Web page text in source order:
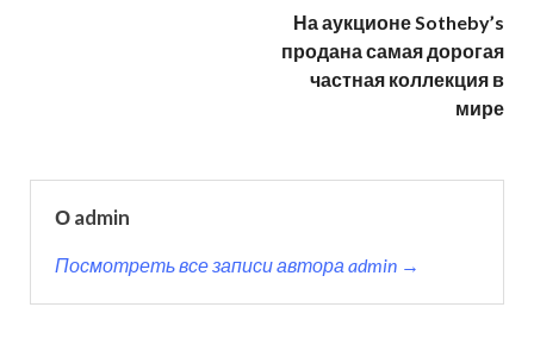
На аукционе Sotheby’s
продана самая дорогая
частная коллекция в
мире
О admin
Посмотреть все записи автора admin →